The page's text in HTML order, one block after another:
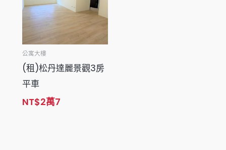
公寓大樓
(租)松丹達麗景觀3房
平車
NT$2萬7